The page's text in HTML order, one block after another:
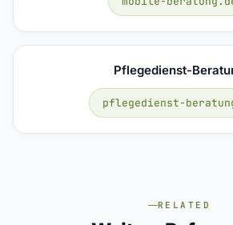
Pflegedienst-
pflegedienst-
RELATED